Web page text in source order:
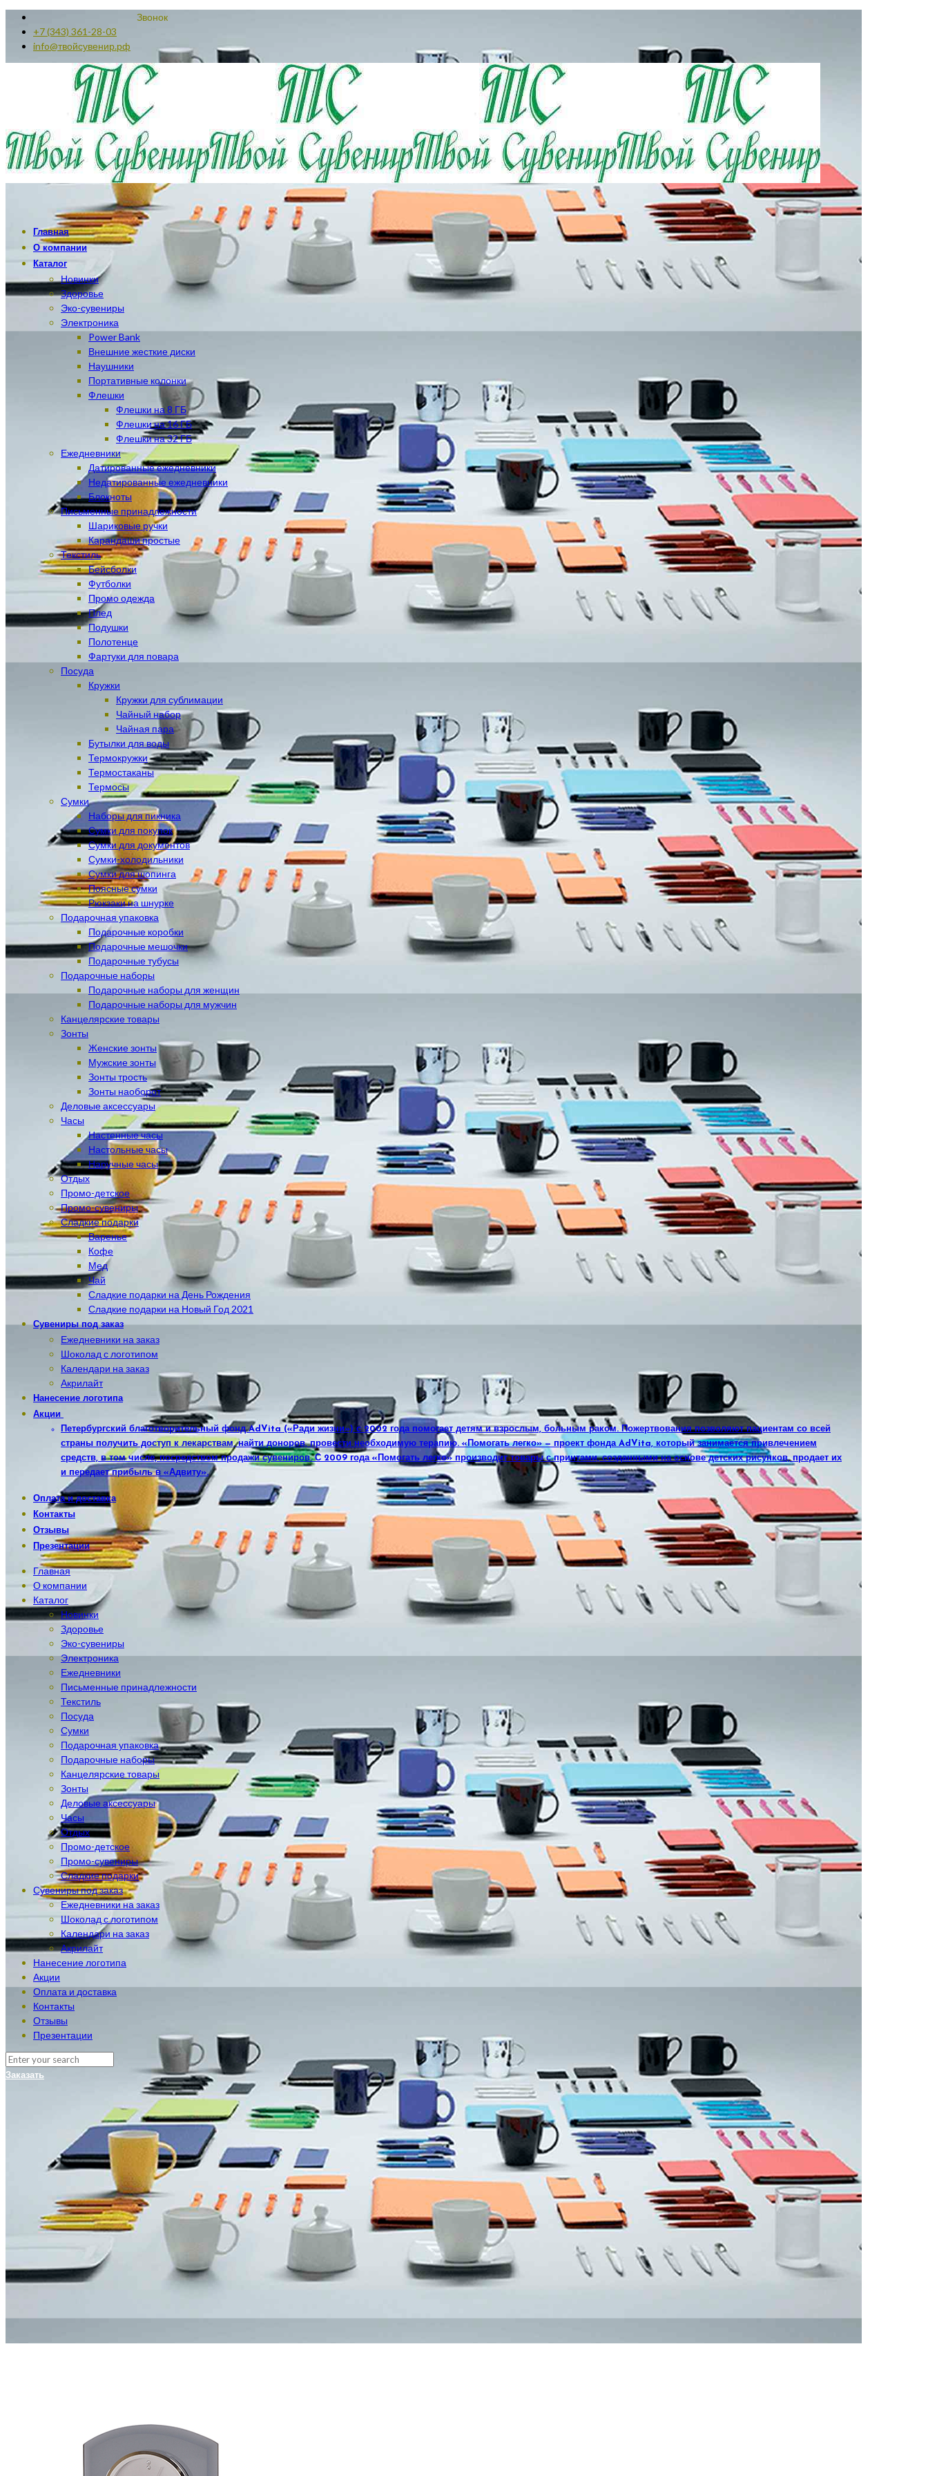
Звонок
+7 (343) 361-28-03
info@твойсувенир.рф
Главная
О компании
Каталог
Новинки
Здоровье
Эко-сувениры
Электроника
Power Bank
Внешние жесткие диски
Наушники
Портативные колонки
Флешки
Флешки на 8 ГБ
Флешки на 16 ГБ
Флешки на 32 ГБ
Ежедневники
Датированные ежедневники
Недатированные ежедневники
Блокноты
Письменные принадлежности
Шариковые ручки
Карандаши простые
Текстиль
Бейсболки
Футболки
Промо одежда
Плед
Подушки
Полотенце
Фартуки для повара
Посуда
Кружки
Кружки для сублимации
Чайный набор
Чайная пара
Бутылки для воды
Термокружки
Термостаканы
Термосы
Сумки
Наборы для пикника
Сумки для покупок
Сумки для документов
Сумки-холодильники
Сумки для шопинга
Поясные сумки
Рюкзаки на шнурке
Подарочная упаковка
Подарочные коробки
Подарочные мешочки
Подарочные тубусы
Подарочные наборы
Подарочные наборы для женщин
Подарочные наборы для мужчин
Канцелярские товары
Зонты
Женские зонты
Мужские зонты
Зонты трость
Зонты наоборот
Деловые аксессуары
Часы
Настенные часы
Настольные часы
Наручные часы
Отдых
Промо-детское
Промо-сувениры
Сладкие подарки
Варенье
Кофе
Мед
Чай
Сладкие подарки на День Рождения
Сладкие подарки на Новый Год 2021
Сувениры под заказ
Ежедневники на заказ
Шоколад с логотипом
Календари на заказ
Акрилайт
Нанесение логотипа
Акции
Петербургский благотворительный фонд AdVita («Ради жизни») с 2002 года помогает детям и взрослым, больным раком. Пожертвования позволяют пациентам со всей
страны получить доступ к лекарствам, найти доноров, провести необходимую терапию. «Помогать легко» — проект фонда AdVita, который занимается привлечением
средств, в том числе, посредством продажи сувениров. С 2009 года «Помогать легко» производит товары с принтами, созданными на основе детских рисунков, продает их
и передает прибыль в «Адвиту».
Оплата и доставка
Контакты
Отзывы
Презентации
Главная
О компании
Каталог
Новинки
Здоровье
Эко-сувениры
Электроника
Ежедневники
Письменные принадлежности
Текстиль
Посуда
Сумки
Подарочная упаковка
Подарочные наборы
Канцелярские товары
Зонты
Деловые аксессуары
Часы
Отдых
Промо-детское
Промо-сувениры
Сладкие подарки
Сувениры под заказ
Ежедневники на заказ
Шоколад с логотипом
Календари на заказ
Акрилайт
Нанесение логотипа
Акции
Оплата и доставка
Контакты
Отзывы
Презентации
Заказать